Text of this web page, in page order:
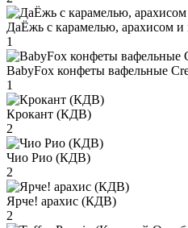
ДаЁжь с карамелью, арахисом
1
BabyFox конфеты вафельные
1
Крокант (КДВ)
2
Чио Рио (КДВ)
2
Ярче! арахис (КДВ)
2